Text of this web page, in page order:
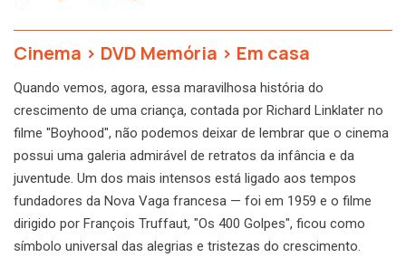
Cinema > DVD Memória > Em casa
Quando vemos, agora, essa maravilhosa história do
crescimento de uma criança, contada por Richard Linklater no
filme "Boyhood", não podemos deixar de lembrar que o cinema
possui uma galeria admirável de retratos da infância e da
juventude. Um dos mais intensos está ligado aos tempos
fundadores da Nova Vaga francesa — foi em 1959 e o filme
dirigido por François Truffaut, "Os 400 Golpes", ficou como
símbolo universal das alegrias e tristezas do crescimento.